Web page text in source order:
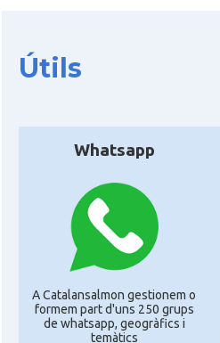
Útils
Whatsapp
A Catalansalmon gestionem o
formem part d'uns 250 grups
de whatsapp, geogràfics i
temàtics